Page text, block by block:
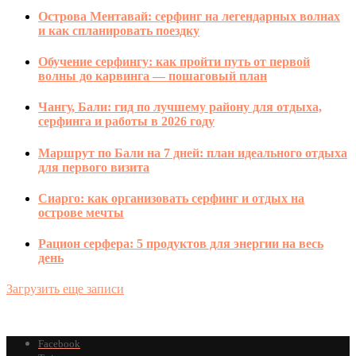
Острова Ментавай: серфинг на легендарных волнах
и как спланировать поездку
Обучение серфингу: как пройти путь от первой
волны до карвинга — пошаговый план
Чангу, Бали: гид по лучшему району для отдыха,
серфинга и работы в 2026 году
Маршрут по Бали на 7 дней: план идеального отдыха
для первого визита
Сиарго: как организовать серфинг и отдых на
острове мечты
Рацион серфера: 5 продуктов для энергии на весь
день
Загрузить еще записи
Facebook